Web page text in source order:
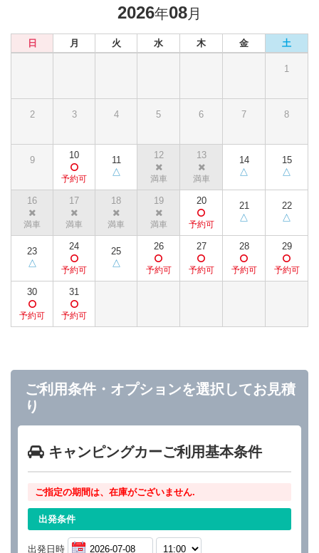
2026年08月
日 月 火 水 木 金 土
1
2 3 4 5 6 7 8
9 10 11 12 13 14 15
16 17 18 19 20 21 22
23 24 25 26 27 28 29
30 31
ご利用条件・オプションを選択してお見積
り
キャンピングカーご利用基本条件
ご指定の期間は、在庫がございません.
出発条件
出発日時